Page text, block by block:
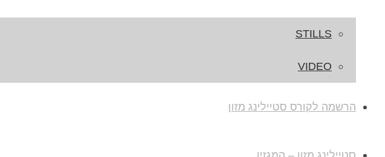
STILLS
VIDEO
הרשמה לקורס סטיילינג מזון